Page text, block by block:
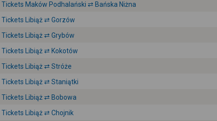
Tickets Maków Podhalański ⇄ Bańska Niżna
Tickets Libiąż ⇄ Gorzów
Tickets Libiąż ⇄ Grybów
Tickets Libiąż ⇄ Kokotów
Tickets Libiąż ⇄ Stróże
Tickets Libiąż ⇄ Staniątki
Tickets Libiąż ⇄ Bobowa
Tickets Libiąż ⇄ Chojnik